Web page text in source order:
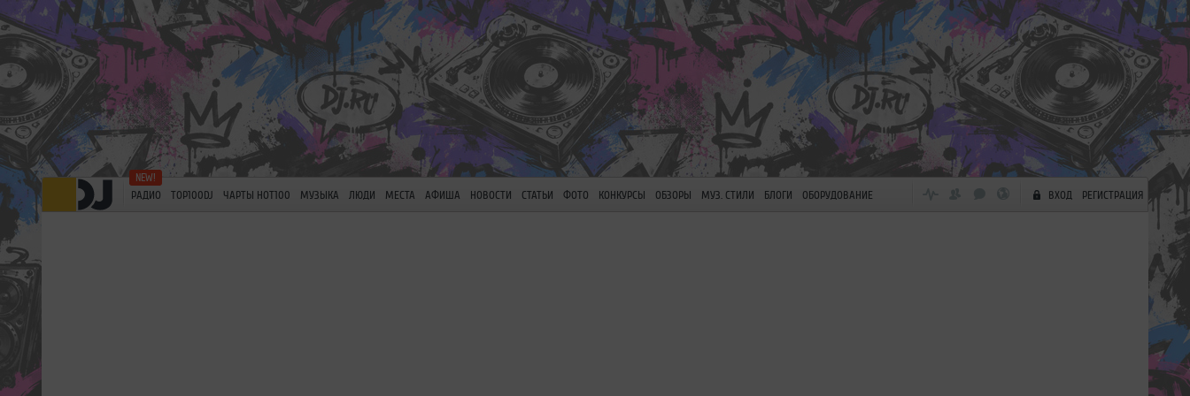
РАДИО TOP100DJ ЧАРТЫ HOT100 МУЗЫКА ЛЮДИ МЕСТА АФИША НОВОСТИ СТАТЬИ ФОТО КОНКУРСЫ ОБЗОРЫ МУЗ. СТИЛИ БЛОГИ ОБОРУДОВАНИЕ ВХОД РЕГИСТРАЦИЯ